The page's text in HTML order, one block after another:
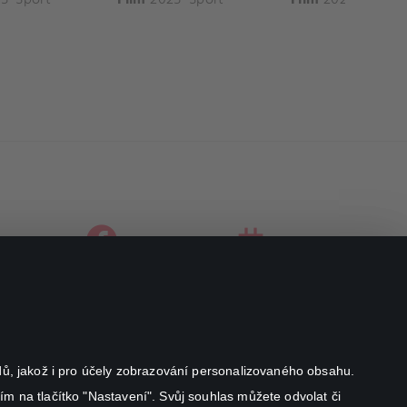
jakož i pro účely zobrazování personalizovaného obsahu.
na tlačítko "Nastavení". Svůj souhlas můžete odvolat či
facebookinstagram